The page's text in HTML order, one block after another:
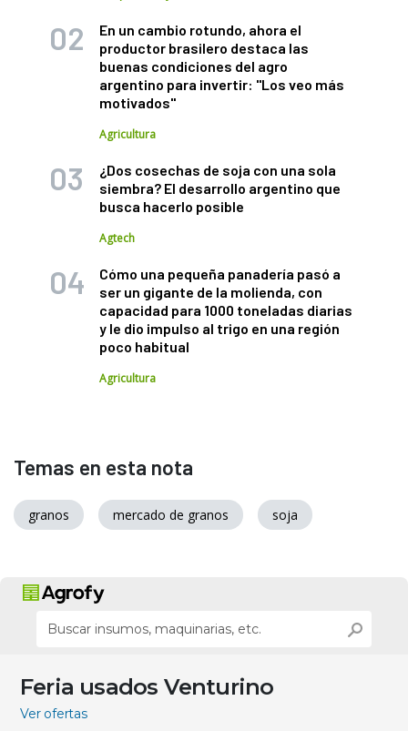
En un cambio rotundo, ahora el
productor brasilero destaca las
buenas condiciones del agro
argentino para invertir: "Los veo más
motivados"
Agricultura
¿Dos cosechas de soja con una sola
siembra? El desarrollo argentino que
busca hacerlo posible
Agtech
Cómo una pequeña panadería pasó a
ser un gigante de la molienda, con
capacidad para 1000 toneladas diarias
y le dio impulso al trigo en una región
poco habitual
Agricultura
Temas en esta nota
granos mercado de granos soja
Feria usados Venturino
Ver ofertas